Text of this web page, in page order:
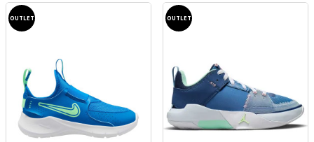
OUTLET OUTLET